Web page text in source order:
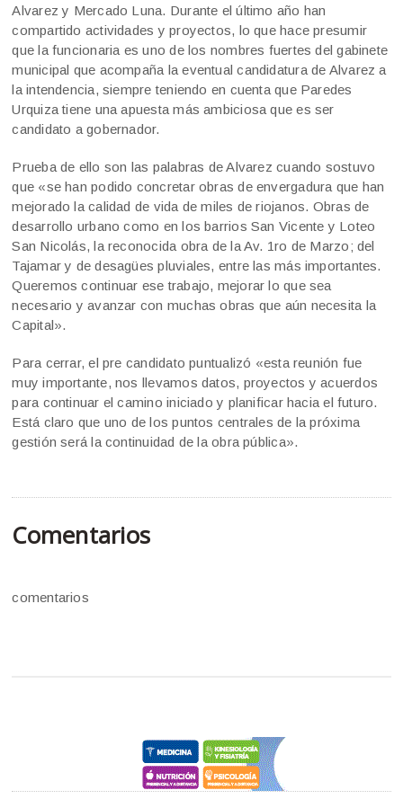
Alvarez y Mercado Luna. Durante el último año han
compartido actividades y proyectos, lo que hace presumir
que la funcionaria es uno de los nombres fuertes del gabinete
municipal que acompaña la eventual candidatura de Alvarez a
la intendencia, siempre teniendo en cuenta que Paredes
Urquiza tiene una apuesta más ambiciosa que es ser
candidato a gobernador.
Prueba de ello son las palabras de Alvarez cuando sostuvo
que «se han podido concretar obras de envergadura que han
mejorado la calidad de vida de miles de riojanos. Obras de
desarrollo urbano como en los barrios San Vicente y Loteo
San Nicolás, la reconocida obra de la Av. 1ro de Marzo; del
Tajamar y de desagües pluviales, entre las más importantes.
Queremos continuar ese trabajo, mejorar lo que sea
necesario y avanzar con muchas obras que aún necesita la
Capital».
Para cerrar, el pre candidato puntualizó «esta reunión fue
muy importante, nos llevamos datos, proyectos y acuerdos
para continuar el camino iniciado y planificar hacia el futuro.
Está claro que uno de los puntos centrales de la próxima
gestión será la continuidad de la obra pública».
Comentarios
comentarios